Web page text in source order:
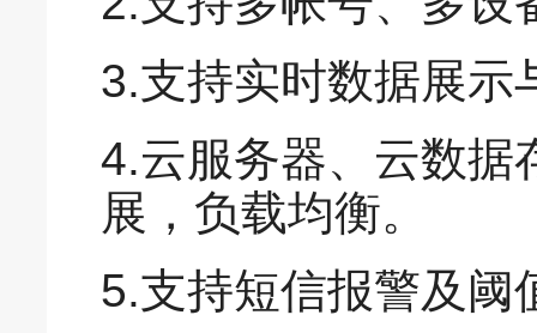
3.支持实时数据展示
4.云服务器、云数据
展，负载均衡。
5.支持短信报警及阈